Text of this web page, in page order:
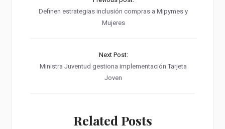
Definen estrategias inclusión compras a Mipymes y
Mujeres
Next Post:
Ministra Juventud gestiona implementación Tarjeta
Joven
Related Posts